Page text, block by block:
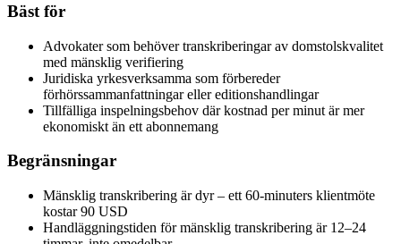
Bäst för
Advokater som behöver transkriberingar av domstolskvalitet
med mänsklig verifiering
Juridiska yrkesverksamma som förbereder
förhörssammanfattningar eller editionshandlingar
Tillfälliga inspelningsbehov där kostnad per minut är mer
ekonomiskt än ett abonnemang
Begränsningar
Mänsklig transkribering är dyr – ett 60-minuters klientmöte
kostar 90 USD
Handläggningstiden för mänsklig transkribering är 12–24